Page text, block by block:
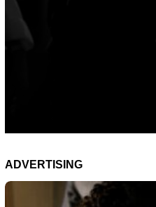
ADVERTISING